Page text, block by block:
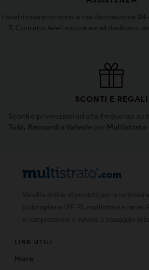
I nostri operatori sono a tua disposizione 24
7. Contatto telefonico e email dedicato,
SCONTI E REGALI
Sconti e promozioni ad alta frequenza su
Tubi, Raccordi e Valvole per Multistrato
LINK UTILI
Home